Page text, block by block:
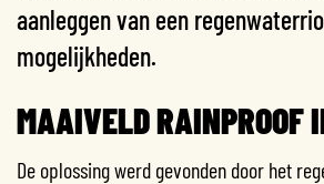
aanleggen van een
mogelijkheden.
MAAIVELD RAINPROOF
De oplossing werd gevonden door het